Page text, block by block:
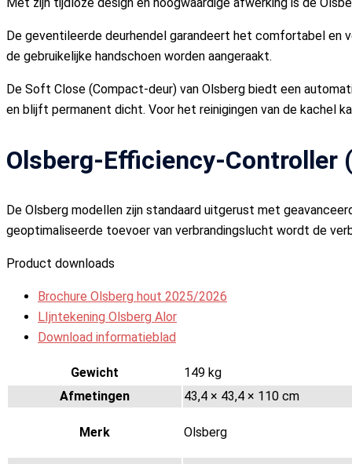
De geventileerde deurhendel garandeert het comfortabel en
de gebruikelijke handschoen worden aangeraakt.
De Soft Close (Compact-deur) van Olsberg biedt een
en blijft permanent dicht. Voor het reinigingen van de kachel
Olsberg-Efficiency-Controller
De Olsberg modellen zijn standaard uitgerust met
geoptimaliseerde toevoer van verbrandingslucht wordt de
Product downloads
Brochure Olsberg hout 2025/2026
LIjntekening Olsberg Alor
Download informatieblad
Gewicht
149 kg
Afmetingen
43,4 × 43,4 × 110 cm
Merk Olsberg